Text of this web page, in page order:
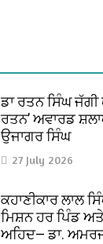
ਡਾ ਰਤਨ ਸਿੰਘ ਜੱਗੀ
ਰਤਨ’ ਅਵਾਰਡ
ਉਜਾਗਰ ਸਿੰਘ
27 July 2026
ਕਹਾਣੀਕਾਰ ਲਾਲ
ਮਿਸ਼ਨ ਹਰ ਪਿੰਡ
ਅਹਿਦ— ਡਾ.